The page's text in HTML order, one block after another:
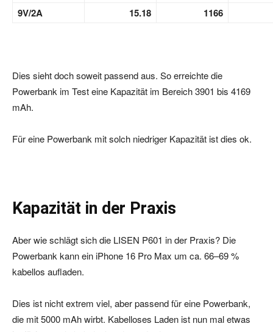
9V/2A
15.18 1166
Dies sieht doch soweit passend aus. So erreichte die
Powerbank im Test eine Kapazität im Bereich 3901 bis 4169
mAh.
Für eine Powerbank mit solch niedriger Kapazität ist dies ok.
Kapazität in der Praxis
Aber wie schlägt sich die LISEN P601 in der Praxis? Die
Powerbank kann ein iPhone 16 Pro Max um ca. 66–69 %
kabellos aufladen.
Dies ist nicht extrem viel, aber passend für eine Powerbank,
die mit 5000 mAh wirbt. Kabelloses Laden ist nun mal etwas